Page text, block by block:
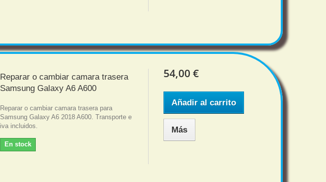
Reparar o cambiar camara trasera
Samsung Galaxy A6 A600
Reparar o cambiar camara trasera para
Samsung Galaxy A6 2018 A600. Transporte e
iva incluidos.
En stock
54,00 €
Añadir al carrito
Más